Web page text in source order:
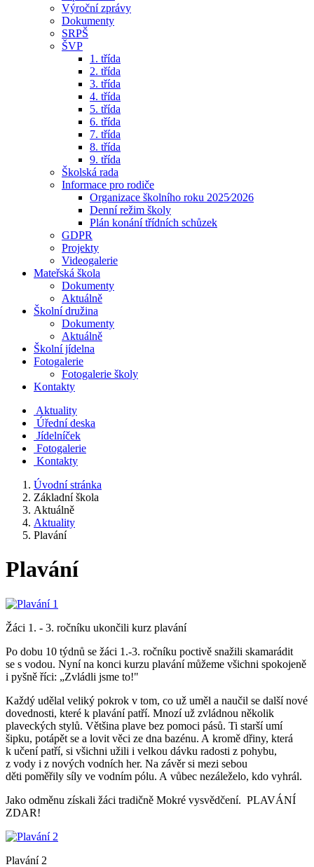
Výroční zprávy
Dokumenty
SRPŠ
ŠVP
1. třída
2. třída
3. třída
4. třída
5. třída
6. třída
7. třída
8. třída
9. třída
Školská rada
Informace pro rodiče
Organizace školního roku 2025⁄2026
Denní režim školy
Plán konání třídních schůzek
GDPR
Projekty
Videogalerie
Mateřská škola
Dokumenty
Aktuálně
Školní družina
Dokumenty
Aktuálně
Školní jídelna
Fotogalerie
Fotogalerie školy
Kontakty
Aktuality
Úřední deska
Jídelníček
Fotogalerie
Kontakty
Úvodní stránka
Základní škola
Aktuálně
Aktuality
Plavání
Plavání
Žáci 1. - 3. ročníku ukončili kurz plavání
Po dobu 10 týdnů se žáci 1.-3. ročníku poctivě snažili skamarádit
se s vodou. Nyní na konci kurzu plavání můžeme všichni spokojeně
i pyšně říci: „Zvládli jsme to!"
Každý udělal veliký pokrok v tom, co už uměl a naučil se další nové
dovednosti, které k plavání patří. Mnozí už zvládnou několik
plaveckých stylů. Většina plave bez pomoci pásů. Ti starší umí
šipku, potápět se a lovit věci ze dna bazénu. A kromě dřiny, která
k učení patří, si všichni užili i velkou dávku radosti z pohybu,
z vody i z nových vodních her. Na závěr si mezi sebou
děti poměřily síly ve vodním pólu. A vůbec nezáleželo, kdo vyhrál.
Jako odměnu získali žáci tradičně Mokré vysvědčení. PLAVÁNÍ
ZDAR!
Plavání 2